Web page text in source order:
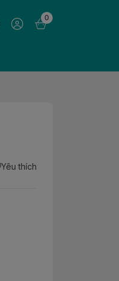
0
Yêu thích